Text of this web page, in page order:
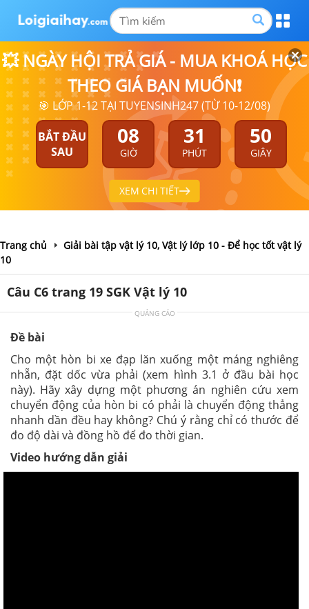
💥 NGÀY HỘI TRẢ GIÁ - MUA KHOÁ HỌC
THEO GIÁ BẠN MUỐN❗
🎯 LỚP 1-12 TẠI TUYENSINH247 (TỪ 10-12/08)
BẮT ĐẦU
SAU
08
GIỜ
31
PHÚT
50
GIÂY
XEM CHI TIẾT
Trang chủ
Giải bài tập vật lý 10, Vật lý lớp 10 - Để học tốt vật lý
10
Câu C6 trang 19 SGK Vật lý 10
QUẢNG CÁO
Đề bài
Cho một hòn bi xe đạp lăn xuống một máng nghiêng
nhẵn, đặt dốc vừa phải (xem hình 3.1 ở đầu bài học
này). Hãy xây dựng một phương án nghiên cứu xem
chuyển động của hòn bi có phải là chuyển động thẳng
nhanh dần đều hay không? Chú ý rằng chỉ có thước để
đo độ dài và đồng hồ để đo thời gian.
Video hướng dẫn giải